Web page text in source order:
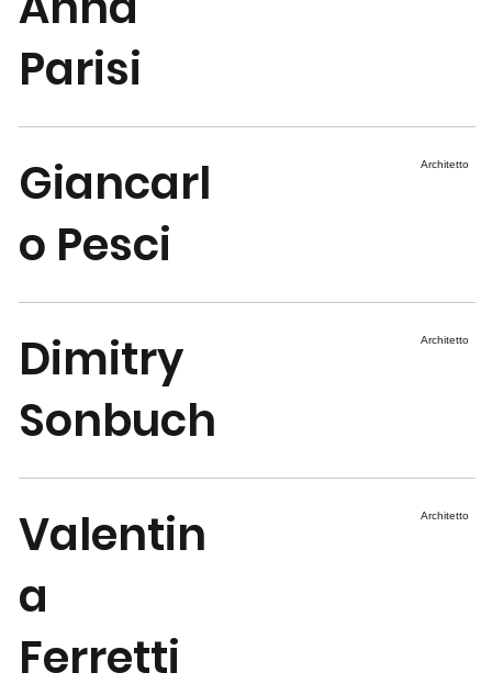
Parisi
Giancarl
o Pesci
Architetto
Dimitry
Sonbuch
Architetto
Valentin
a
Ferretti
Architetto